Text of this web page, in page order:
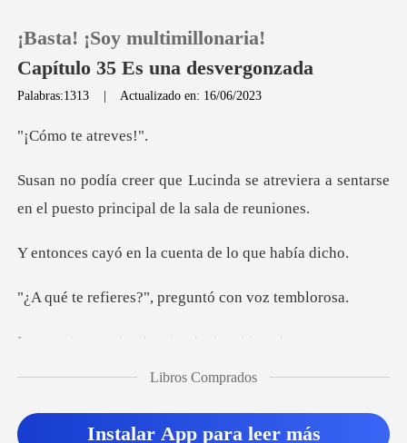
Recargar
Salir
¡Basta! ¡Soy multimillonaria!
Capítulo 35 Es una desvergonzada
Palabras:1313 | Actualizado en: 16/06/2023
te atre
atreviera a sentarse
en el puesto
n la cuenta de lo
es?", preguntó co
Es
Libros Comprados
Instalar App para leer más